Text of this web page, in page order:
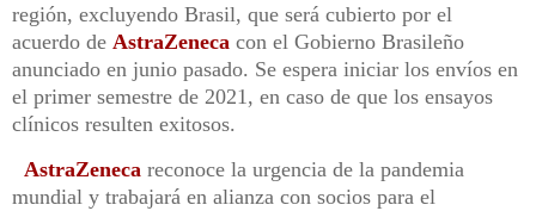
región, excluyendo Brasil, que será cubierto por el
acuerdo de AstraZeneca con el Gobierno Brasileño
anunciado en junio pasado. Se espera iniciar los envíos en
el primer semestre de 2021, en caso de que los ensayos
clínicos resulten exitosos.
AstraZeneca reconoce la urgencia de la pandemia
mundial y trabajará en alianza con socios para el